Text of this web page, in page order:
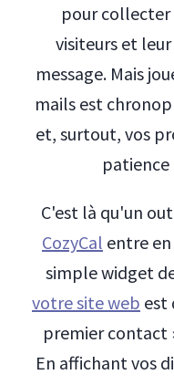
pour collecter
visiteurs et
message. Mais
mails est
et, surtout, vos
patience
C'est là qu'un
CozyCal entre
simple widget
votre site web est
premier contact
En affichant vos